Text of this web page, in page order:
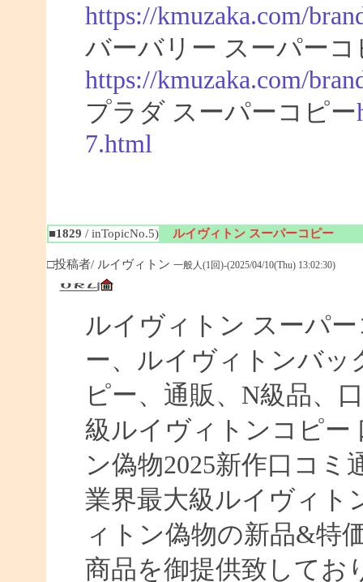
https://kmuzaka.com/
バーバリー スーパーコ
https://kmuzaka.com/
プラダ スーパーコピー
7.html
■1829 / inTopicNo.5) ルイヴィトン スーパーコピー
□投稿者/ ルイヴィトン 一般人(1回)-(2025/04/10(Thu) 13:02:30)
ルイヴィトン スーパ
ー、ルイヴィトンバ
ピー、通販、N級品、
級ルイヴィトンコピー
ン偽物2025新作口コ
業界最大級ルイヴィト
ィトン偽物の新品&特
商品を御提供致してお